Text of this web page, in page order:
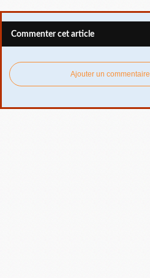
Commenter cet article
Ajouter un commentaire